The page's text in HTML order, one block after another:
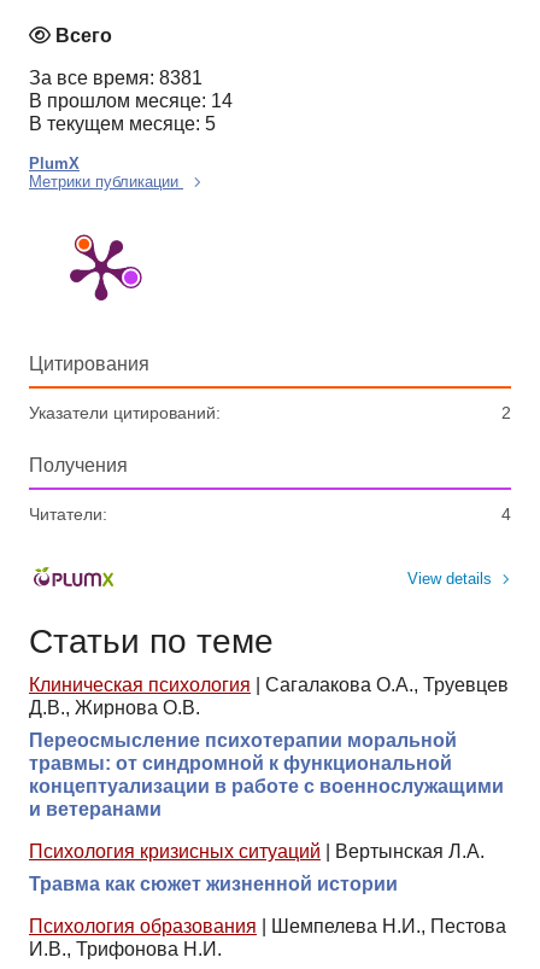
Всего
За все время: 8381
В прошлом месяце: 14
В текущем месяце: 5
PlumX
Метрики публикации
Цитирования
Указатели цитирований: 2
Получения
Читатели: 4
View details
Статьи по теме
Клиническая психология
Сагалакова О.А., Труевцев
Д.В., Жирнова О.В.
Переосмысление психотерапии моральной
травмы: от синдромной к функциональной
концептуализации в работе с военнослужащими
и ветеранами
Психология кризисных ситуаций
Вертынская Л.А.
Травма как сюжет жизненной истории
Психология образования
Шемпелева Н.И., Пестова
И.В., Трифонова Н.И.